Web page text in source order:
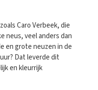
Caro Verbeek, die
neus, veel anders dan
en grote neuzen in de
Dat leverde dit
en kleurrijk